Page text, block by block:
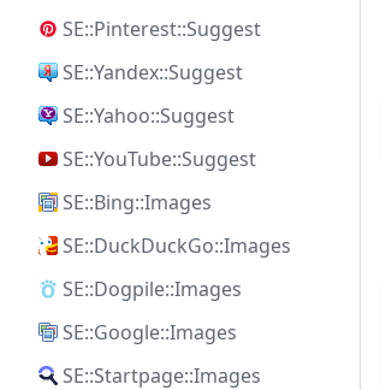
SE::Pinterest::Suggest
SE::Yandex::Suggest
SE::Yahoo::Suggest
SE::YouTube::Suggest
SE::Bing::Images
SE::DuckDuckGo::Images
SE::Dogpile::Images
SE::Google::Images
SE::Startpage::Images